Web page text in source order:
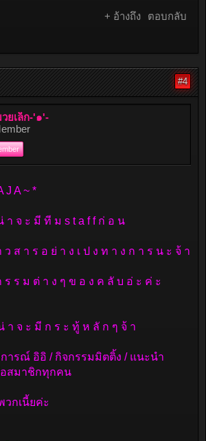
+ อ้างถึง ตอบกลับ
#4
ยเล็ก-'๑'-
J A ~ *
า จ ะ มี ที ม s t a f f ก่ อ น
ส า ร อ ย่ า ง เ ป ง ท า ง ก า ร น ะ จ้ า
ร ร ม ต่ า ง ๆ ข อ ง ค ลั บ อ่ ะ ค่ ะ
า จ ะ มี ก ร ะ ทู้ ห ลั ก ๆ จ้ า
ารณ์ อิอิ / กิจกรรมมิตติ้ง / แนะนำ
สมาชิกทุกคน
วกเนี้ยค่ะ